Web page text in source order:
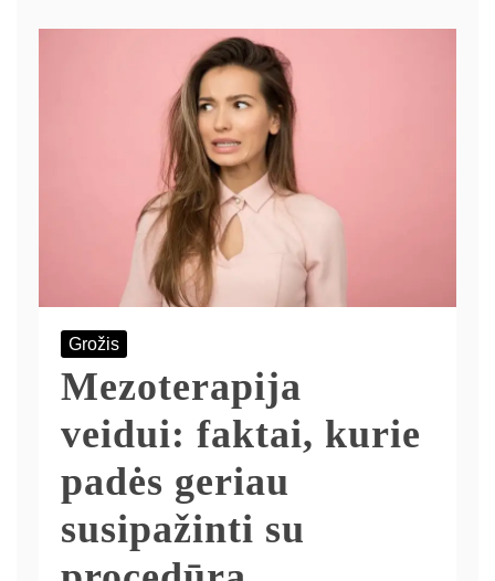
Grožis
Mezoterapija
veidui: faktai, kurie
padės geriau
susipažinti su